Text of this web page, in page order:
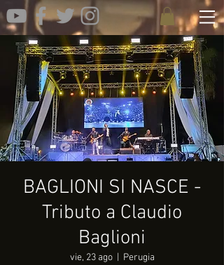
BAGLIONI SI NASCE -
Tributo a Claudio
Baglioni
vie, 23 ago
  |
Perugia